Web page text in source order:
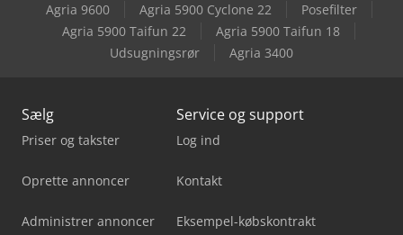
Agria 9600 Agria 5900 Cyclone 22
Posefilter
Agria 5900 Taifun 22
Agria 5900 Taifun 18
Udsugningsrør
Agria 3400
Sælg
Priser og takster
Oprette annoncer
Administrer annoncer
Service og support
Log ind
Kontakt
Eksempel-købskontrakt